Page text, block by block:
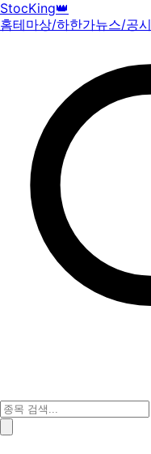
StocKing👑
홈테마상/하한가뉴스/공시